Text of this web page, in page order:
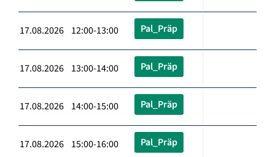
17.08.2026 12:00-13:00 Pal_Präp
17.08.2026 13:00-14:00 Pal_Präp
17.08.2026 14:00-15:00 Pal_Präp
17.08.2026 15:00-16:00 Pal_Präp